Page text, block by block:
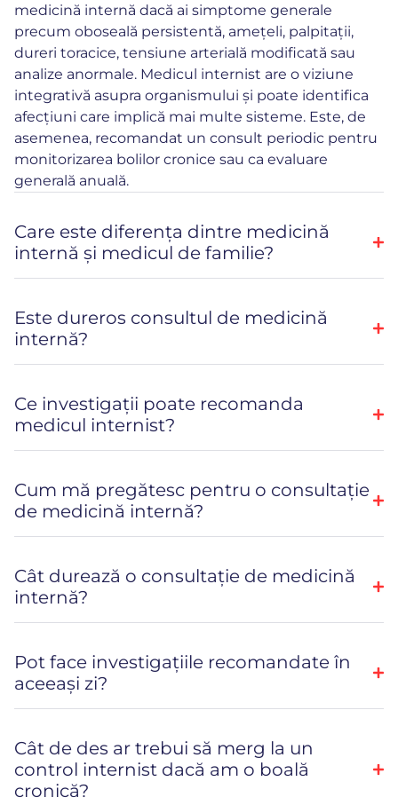
medicină internă dacă ai simptome generale
precum oboseală persistentă, amețeli, palpitații,
dureri toracice, tensiune arterială modificată sau
analize anormale. Medicul internist are o viziune
integrativă asupra organismului și poate identifica
afecțiuni care implică mai multe sisteme. Este, de
asemenea, recomandat un consult periodic pentru
monitorizarea bolilor cronice sau ca evaluare
generală anuală.
Care este diferența dintre medicină
internă și medicul de familie?
Este dureros consultul de medicină
internă?
Ce investigații poate recomanda
medicul internist?
Cum mă pregătesc pentru o consultație
de medicină internă?
Cât durează o consultație de medicină
internă?
Pot face investigațiile recomandate în
aceeași zi?
Cât de des ar trebui să merg la un
control internist dacă am o boală
cronică?